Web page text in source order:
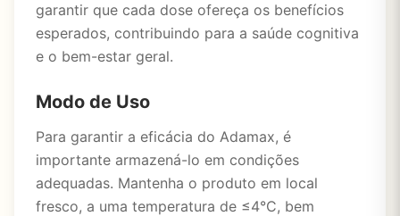
garantir que cada dose ofereça os benefícios
esperados, contribuindo para a saúde cognitiva
e o bem-estar geral.
Modo de Uso
Para garantir a eficácia do Adamax, é
importante armazená-lo em condições
adequadas. Mantenha o produto em local
fresco, a uma temperatura de ≤4°C, bem